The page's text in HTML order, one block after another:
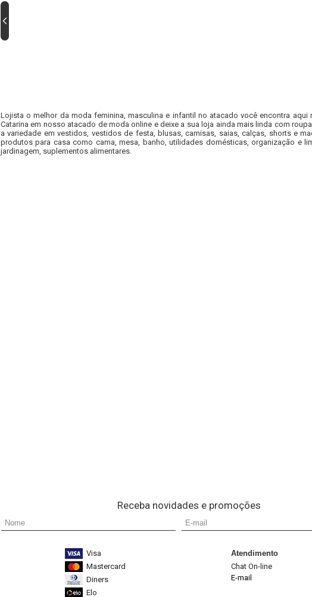
Lojista o melhor da moda feminina, masculina e infantil no atacado você encontra aqui
Catarina em nosso atacado de moda online e deixe a sua loja ainda mais linda com
a variedade em vestidos, vestidos de festa, blusas, camisas, saias, calças, shorts e
produtos para casa como cama, mesa, banho, utilidades domésticas, organização e
jardinagem, suplementos alimentares.
Receba novidades e promoções
Visa
Mastercard
Diners
Elo
Atendimento
Chat On-line
E-mail